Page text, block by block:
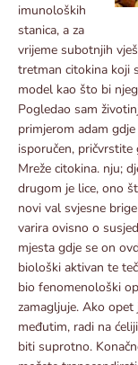
imunoloških
stanica, a za
vrijeme subotnjih
tretman citokina koji
model kao što bi
Pogledao sam
primjerom adam
isporučen, pričvrstite
Mreže citokina. nju;
drugom je lice, ono
novi val svjesne
varira ovisno o
mjesta gdje se on
biološki aktivan te
bio fenomenološki
zamagljuje. Ako
međutim, radi na
biti suprotno.